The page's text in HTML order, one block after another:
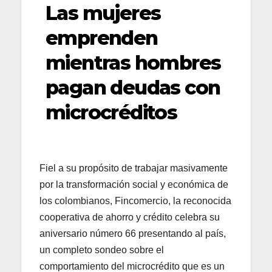
Las mujeres
emprenden
mientras hombres
pagan deudas con
microcréditos
Fiel a su propósito de trabajar masivamente
por la transformación social y económica de
los colombianos, Fincomercio, la reconocida
cooperativa de ahorro y crédito celebra su
aniversario número 66 presentando al país,
un completo sondeo sobre el
comportamiento del microcrédito que es un